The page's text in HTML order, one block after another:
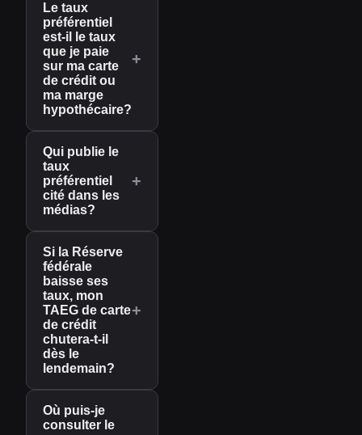
Le taux
préférentiel
est-il le taux
que je paie
sur ma carte
de crédit ou
ma marge
hypothécaire?
+
Qui publie le
taux
préférentiel
cité dans les
médias?
+
Si la Réserve
fédérale
baisse ses
taux, mon
TAEG de carte
de crédit
chutera-t-il
dès le
lendemain?
+
Où puis-je
consulter le